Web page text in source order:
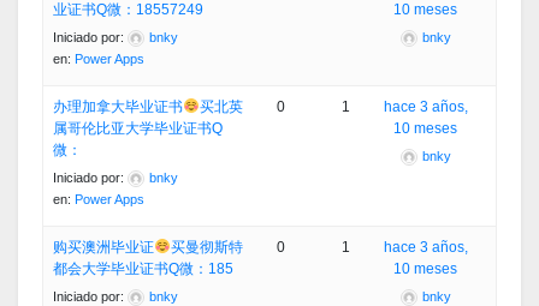
业证书Q微：18557249
Iniciado por:
bnky
en: Power Apps
10 meses
bnky
办理加拿大毕业证书
买北英
属哥伦比亚大学毕业证书Q
微：
Iniciado por:
bnky
en: Power Apps
0 1
hace 3 años,
10 meses
bnky
购买澳洲毕业证
买曼彻斯特
都会大学毕业证书Q微：185
Iniciado por:
bnky
0 1
hace 3 años,
10 meses
bnky